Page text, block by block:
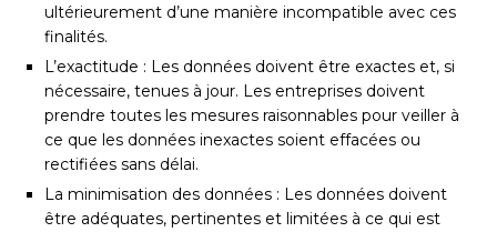
ultérieurement d’une manière incompatible avec ces
finalités.
L’exactitude : Les données doivent être exactes et, si
nécessaire, tenues à jour. Les entreprises doivent
prendre toutes les mesures raisonnables pour veiller à
ce que les données inexactes soient effacées ou
rectifiées sans délai.
La minimisation des données : Les données doivent
être adéquates, pertinentes et limitées à ce qui est